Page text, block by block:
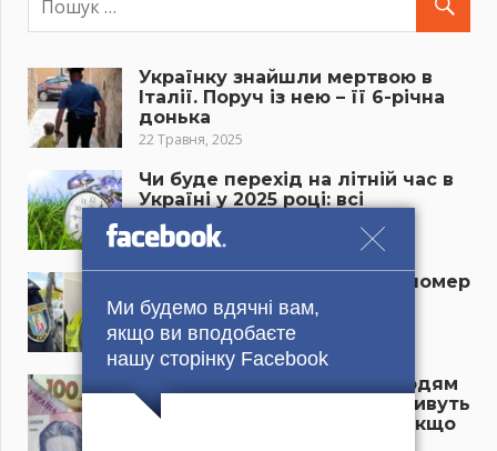
Ми будемо вдячні вам,
якщо ви вподобаєте
нашу сторінку Facebook
Українку знайшли мертвою в
Італії. Поруч із нею – її 6-річна
донька
22 Травня, 2025
Чи буде перехід на літній час в
Україні у 2025 році: всі
подробиці
29 Березня, 2025
На прийомі у стоматолога помер
7-річний хлопчик: деталі
трагедії
22 Березня, 2025
“Пенсія буде підвищена людям
з цієї категорії, гроші попливуть
рікою”: виплати зростуть, якщо